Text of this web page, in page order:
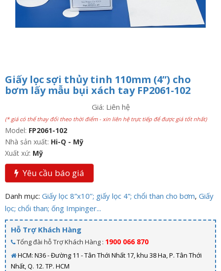
Giấy lọc sợi thủy tinh 110mm (4”) cho
bơm lấy mẫu bụi xách tay FP2061-102
Giá: Liên hệ
(* giá có thể thay đổi theo thời điểm - xin liên hệ trực tiếp để được giá tốt nhất)
Model: FP2061-102
Nhà sản xuất: Hi-Q - Mỹ
Xuất xứ: Mỹ
Yêu cầu báo giá
Danh mục: Giấy lọc 8”x10’’; giấy lọc 4”; chổi than cho bơm, Giấy
lọc; chổi than; ống Impinger...
Hỗ Trợ Khách Hàng
Tổng đài hỗ Trợ Khách Hàng : 1900 066 870
HCM: N36 - Đường 11 - Tân Thới Nhất 17, khu 38 Ha, P. Tân Thới
Nhất, Q. 12. TP. HCM